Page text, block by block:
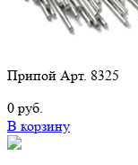
Припой Арт. 8325
0 руб.
В корзину